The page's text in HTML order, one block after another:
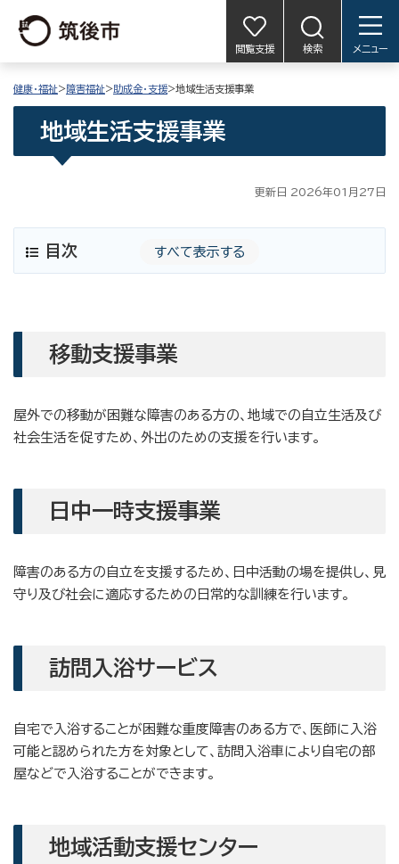
閲覧支援 検索 メニュー
健康・福祉>障害福祉>助成金・支援>地域生活支援事業
地域生活支援事業
更新日 2026年01月27日
目次 すべて表示する
移動支援事業
屋外での移動が困難な障害のある方の、地域での自立生活及び
社会生活を促すため、外出のための支援を行います。
日中一時支援事業
障害のある方の自立を支援するため、日中活動の場を提供し、見
守り及び社会に適応するための日常的な訓練を行います。
訪問入浴サービス
自宅で入浴することが困難な重度障害のある方で、医師に入浴
可能と認められた方を対象として、訪問入浴車により自宅の部
屋などで入浴することができます。
地域活動支援センター